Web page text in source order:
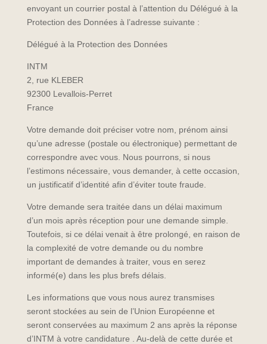
envoyant un courrier postal à l’attention du Délégué à la
Protection des Données à l’adresse suivante :
Délégué à la Protection des Données
INTM
2, rue KLEBER
92300 Levallois-Perret
France
Votre demande doit préciser votre nom, prénom ainsi
qu’une adresse (postale ou électronique) permettant de
correspondre avec vous. Nous pourrons, si nous
l’estimons nécessaire, vous demander, à cette occasion,
un justificatif d’identité afin d’éviter toute fraude.
Votre demande sera traitée dans un délai maximum
d’un mois après réception pour une demande simple.
Toutefois, si ce délai venait à être prolongé, en raison de
la complexité de votre demande ou du nombre
important de demandes à traiter, vous en serez
informé(e) dans les plus brefs délais.
Les informations que vous nous aurez transmises
seront stockées au sein de l’Union Européenne et
seront conservées au maximum 2 ans après la réponse
d’INTM à votre candidature . Au-delà de cette durée et